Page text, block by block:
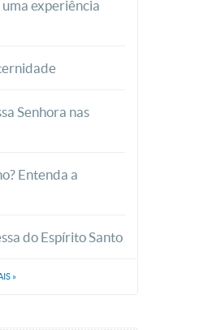
experiência
Senhora nas
Entenda a
do Espírito Santo
»